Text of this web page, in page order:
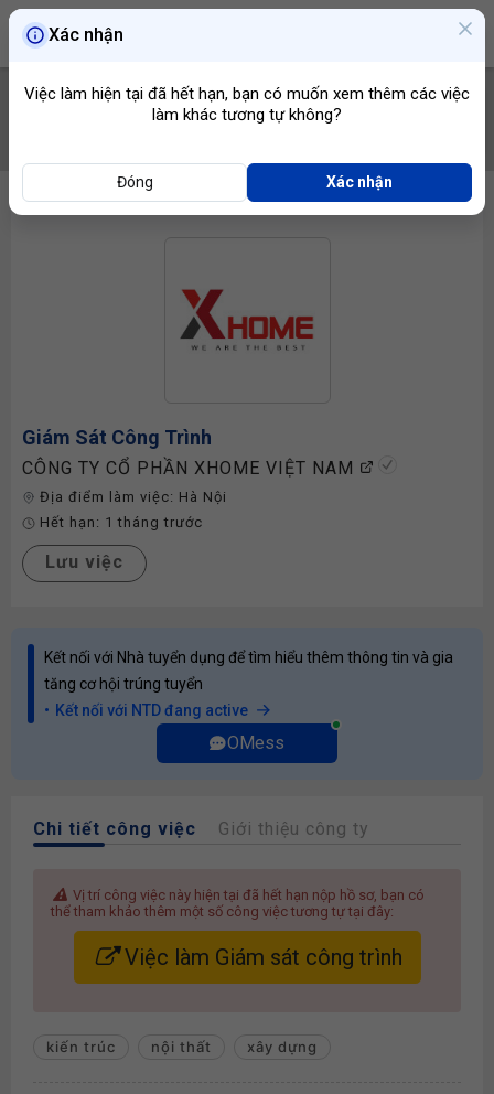
Giám Sát Công Trình
CÔNG TY CỔ PHẦN XHOME VIỆT NAM
Địa điểm làm việc: Hà Nội
Hết hạn: 1 tháng trước
Lưu việc
Kết nối với Nhà tuyển dụng để tìm hiểu thêm thông tin và gia
tăng cơ hội trúng tuyển
Kết nối với NTD đang active
OMess
Chi tiết công việc Giới thiệu công ty
Vị trí công việc này hiện tại đã hết hạn nộp hồ sơ, bạn có
thể tham khảo thêm một số công việc tương tự tại đây:
Việc làm Giám sát công trình
kiến trúc nội thất xây dựng
Xác nhận
Việc làm hiện tại đã hết hạn, bạn có muốn xem thêm các việc
làm khác tương tự không?
Đóng Xác nhận